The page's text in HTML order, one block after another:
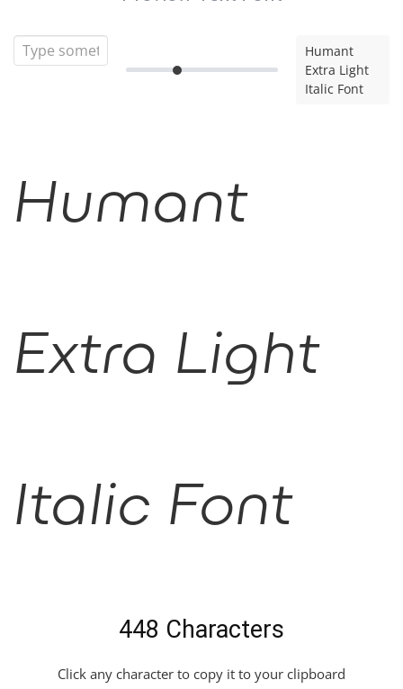
Humant
Extra Light
Italic Font
Humant
Extra Light
Italic Font
448 Characters
Click any character to copy it to your clipboard